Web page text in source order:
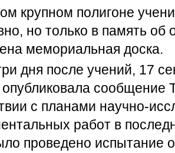
крупном полигоне
но только в память об
мемориальная доска.
дня после учений, 17
сообщение
с планами научно-
работ в
проведено испытание